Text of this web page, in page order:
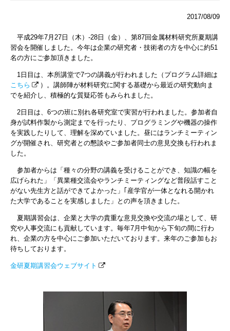
2017/08/09
平成29年7月27日（木）-28日（金）、第87回金属材料研究所夏期講
習会を開催しました。今年は企業の研究者・技術者の方を中心に約51
名の方にご参加頂きました。
1日目は、本所講堂で7つの講義が行われました（プログラム詳細は
こちら
）。講師陣が材料研究に関する基礎から最近の研究動向ま
でを紹介し、積極的な質疑応答もみられました。
2日目は、6つの班に別れ各研究室で実習が行われました。参加者自
身が試料作製から測定までを行ったり、プログラミングや機器の操作
を実践したりして、理解を深めていました。昼にはランチミーティン
グが開催され、研究者との懇談やご参加者同士の意見交換も行われま
した。
参加者からは「種々の分野の講義を受けることができ、知識の幅を
広げられた」「異業種交流会やランチミーティングなど普段話すこと
がない先生方と話ができてよかった」｢産学官が一体となれる開かれ
た大学であることを実感しました」との声を頂きました。
夏期講習会は、企業と大学の貴重な意見交換や交流の場として、研
究や人事交流にも貢献しています。毎年7月中旬から下旬の間に行わ
れ、企業の方を中心にご参加いただいております。来年のご参加もお
待ちしております。
金研夏期講習会ウェブサイト